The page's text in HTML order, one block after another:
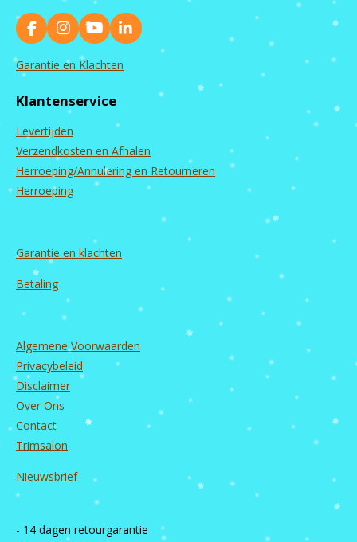
F
a
c
o
k
I
n
s
g
a
m
Y
o
u
b
L
i
Garantie en Klachten
Klantenservice
Levertijden
Verzendkosten en Afhalen
Herroeping/Annulering en Retourneren
Herroeping
Garantie en klachten
Betaling
Algemene Voorwaarden
Privacybeleid
Disclaimer
Over Ons
Contact
Trimsalon
Nieuwsbrief
- 14 dagen retourgarantie